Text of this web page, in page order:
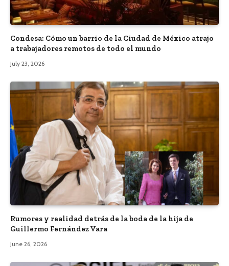
Condesa: Cómo un barrio de la Ciudad de México atrajo
a trabajadores remotos de todo el mundo
July 23, 2026
Rumores y realidad detrás de la boda de la hija de
Guillermo Fernández Vara
June 26, 2026